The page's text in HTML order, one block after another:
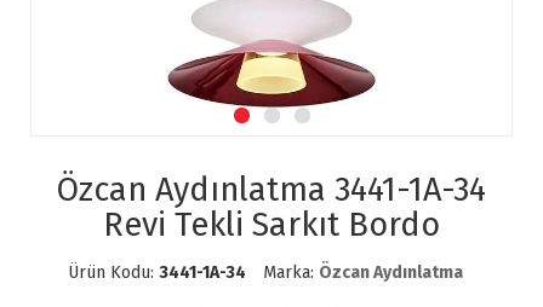
Özcan Aydınlatma 3441-1A-34
Revi Tekli Sarkıt Bordo
Ürün Kodu: 3441-1A-34 Marka: Özcan Aydınlatma